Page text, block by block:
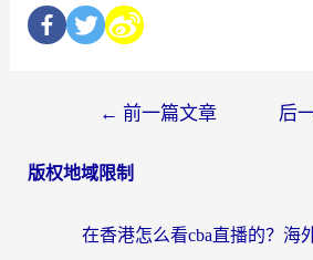
← 前一篇文章 后
版权地域限制